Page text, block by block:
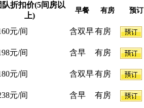
队折扣价(5间房以
上)
早餐 有房 预订
元/间 含双早有房
元/间 含早 有房
元/间 含双早有房
元/间 含早 有房